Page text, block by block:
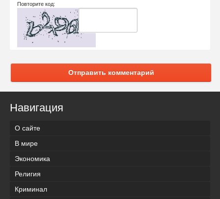
Повторите код:
Отправить комментарий
Навигация
О сайте
В мире
Экономика
Религия
Криминал